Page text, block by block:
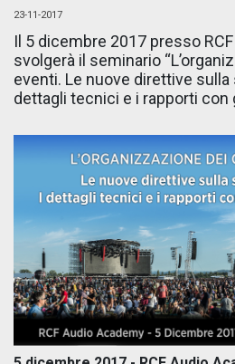
23-11-2017
Il 5 dicembre 2017 presso
svolgerà il seminario
eventi. Le nuove direttive
dettagli tecnici e i rapporti con